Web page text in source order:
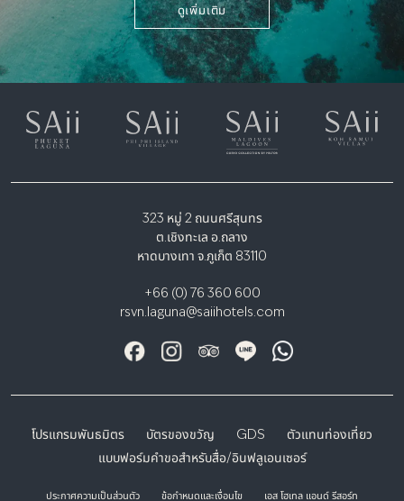
ดูเพิ่มเติม
323 หมู่ 2 ถนนศรีสุนทร
ต.เชิงทะเล อ.ถลาง
หาดบางเทา จ.ภูเก็ต 83110
+66 (0) 76 360 600
rsvn.laguna@saiihotels.com
โปรแกรมพันธมิตร บัตรของขวัญ GDS
ตัวแทนท่องเที่ยว
แบบฟอร์มคำขอสำหรับสื่อ/อินฟลูเอนเซอร์
ประกาศความเป็นส่วนตัว ข้อกำหนดและเงื่อนไข เอส โฮเทล แอนด์ รีสอร์ท